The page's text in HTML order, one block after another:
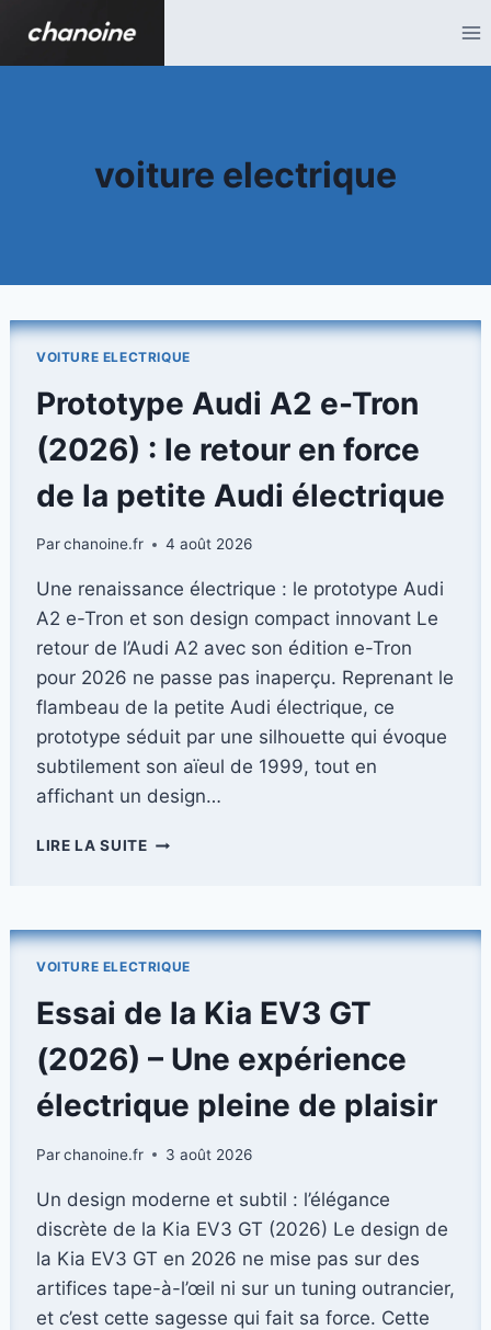
contenu
voiture electrique
VOITURE ELECTRIQUE
Prototype Audi A2 e-Tron
(2026) : le retour en force
de la petite Audi électrique
Parchanoine.fr 4 août 2026
Une renaissance électrique : le prototype Audi
A2 e-Tron et son design compact innovant Le
retour de l’Audi A2 avec son édition e-Tron
pour 2026 ne passe pas inaperçu. Reprenant le
flambeau de la petite Audi électrique, ce
prototype séduit par une silhouette qui évoque
subtilement son aïeul de 1999, tout en
affichant un design…
LIRE LA SUITEPROTOTYPE
TRON
RETOUR
FORCE
LA
AUDI
VOITURE ELECTRIQUE
Essai de la Kia EV3 GT
(2026) – Une expérience
électrique pleine de plaisir
Parchanoine.fr 3 août 2026
Un design moderne et subtil : l’élégance
discrète de la Kia EV3 GT (2026) Le design de
la Kia EV3 GT en 2026 ne mise pas sur des
artifices tape-à-l’œil ni sur un tuning outrancier,
et c’est cette sagesse qui fait sa force. Cette